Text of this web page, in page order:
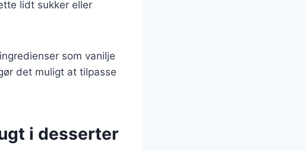
lidt sukker eller
som vanilje
det muligt at tilpasse
i desserter